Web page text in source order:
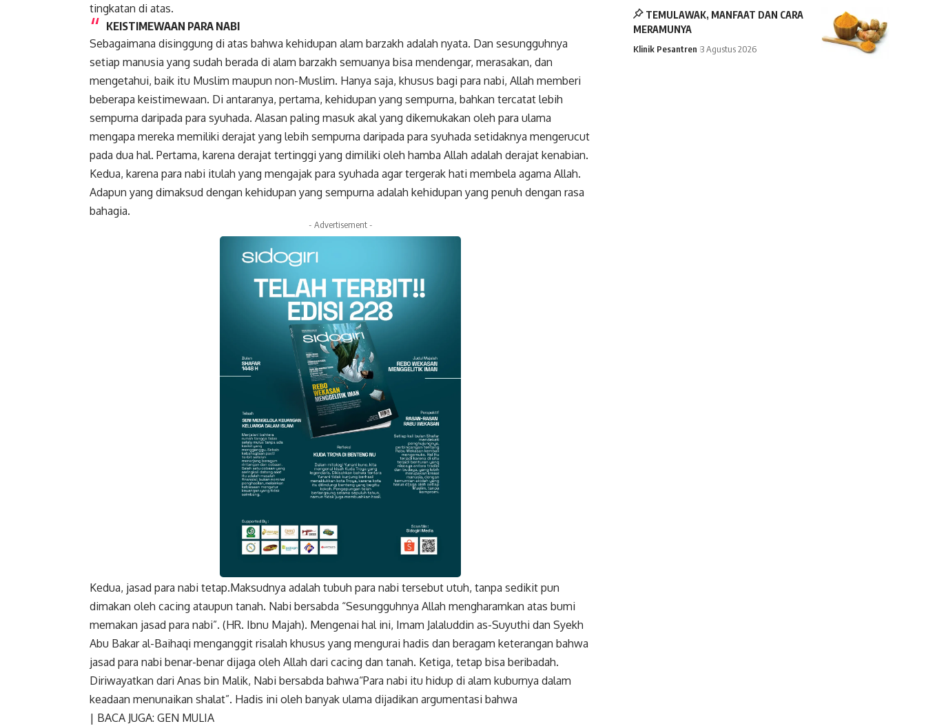
tingkatan di atas.
KEISTIMEWAAN PARA NABI
Sebagaimana disinggung di atas bahwa kehidupan alam barzakh adalah nyata. Dan sesungguhnya
setiap manusia yang sudah berada di alam barzakh semuanya bisa mendengar, merasakan, dan
mengetahui, baik itu Muslim maupun non-Muslim. Hanya saja, khusus bagi para nabi, Allah memberi
beberapa keistimewaan. Di antaranya, pertama, kehidupan yang sempurna, bahkan tercatat lebih
sempurna daripada para syuhada. Alasan paling masuk akal yang dikemukakan oleh para ulama
mengapa mereka memiliki derajat yang lebih sempurna daripada para syuhada setidaknya mengerucut
pada dua hal. Pertama, karena derajat tertinggi yang dimiliki oleh hamba Allah adalah derajat kenabian.
Kedua, karena para nabi itulah yang mengajak para syuhada agar tergerak hati membela agama Allah.
Adapun yang dimaksud dengan kehidupan yang sempurna adalah kehidupan yang penuh dengan rasa
bahagia.
- Advertisement -
Facebook
Gmail
Facebook Twitter Gmail
Kedua, jasad para nabi tetap.Maksudnya adalah tubuh para nabi tersebut utuh, tanpa sedikit pun
dimakan oleh cacing ataupun tanah. Nabi bersabda “Sesungguhnya Allah mengharamkan atas bumi
memakan jasad para nabi”. (HR. Ibnu Majah). Mengenai hal ini, Imam Jalaluddin as-Suyuthi dan Syekh
Abu Bakar al-Baihaqi menganggit risalah khusus yang mengurai hadis dan beragam keterangan bahwa
jasad para nabi benar-benar dijaga oleh Allah dari cacing dan tanah. Ketiga, tetap bisa beribadah.
Diriwayatkan dari Anas bin Malik, Nabi bersabda bahwa“Para nabi itu hidup di alam kuburnya dalam
keadaan menunaikan shalat”. Hadis ini oleh banyak ulama dijadikan argumentasi bahwa
| BACA JUGA: GEN MULIA
TEMULAWAK, MANFAAT DAN CARA
MERAMUNYA
Klinik Pesantren 3 Agustus 2026